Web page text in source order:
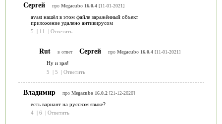
Сергей про Megacubo 16.0.4[11-01-2021]
avast нашёл в этом файле заражённый объект
приложение удалено антивирусом
5
| 11 | Ответить
Rut в ответ Сергей про Megacubo 16.0.4[11-01-2021]
Ну и зря!
5
| 5 | Ответить
Владимир про Megacubo 16.0.2[21-12-2020]
есть вариант на русском языке?
4 | 6 | Ответить